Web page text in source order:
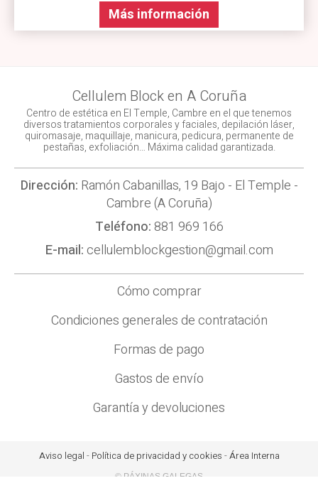
Más información
Cellulem Block en A Coruña
Centro de estética en El Temple, Cambre en el que tenemos
diversos tratamientos corporales y faciales, depilación láser,
quiromasaje, maquillaje, manicura, pedicura, permanente de
pestañas, exfoliación… Máxima calidad garantizada.
Dirección: Ramón Cabanillas, 19 Bajo - El Temple -
Cambre (A Coruña)
Teléfono:881 969 166
E-mail:cellulemblockgestion@gmail.com
Cómo comprar
Condiciones generales de contratación
Formas de pago
Gastos de envío
Garantía y devoluciones
Aviso legal - Política de privacidad y cookies -Área Interna
© PÁXINAS GALEGAS